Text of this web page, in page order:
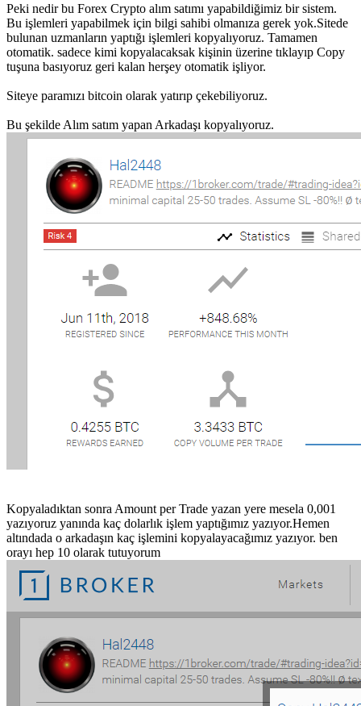
Peki nedir bu Forex Crypto alım satımı yapabildiğimiz bir sistem.
Bu işlemleri yapabilmek için bilgi sahibi olmanıza gerek yok.Sitede
bulunan uzmanların yaptığı işlemleri kopyalıyoruz. Tamamen
otomatik. sadece kimi kopyalacaksak kişinin üzerine tıklayıp Copy
tuşuna basıyoruz geri kalan herşey otomatik işliyor.
Siteye paramızı bitcoin olarak yatırıp çekebiliyoruz.
Bu şekilde Alım satım yapan Arkadaşı kopyalıyoruz.
Kopyaladıktan sonra Amount per Trade yazan yere mesela 0,001
yazıyoruz yanında kaç dolarlık işlem yaptığımız yazıyor.Hemen
altındada o arkadaşın kaç işlemini kopyalayacağımız yazıyor. ben
orayı hep 10 olarak tutuyorum